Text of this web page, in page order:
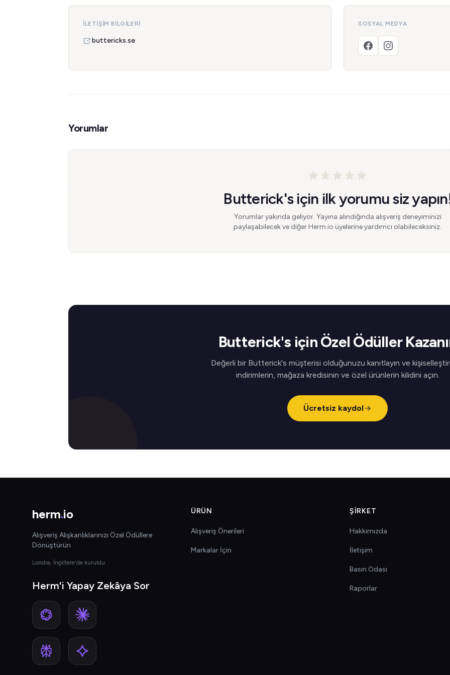
İLETIŞIM BILGILERI
buttericks.se
SOSYAL MEDYA
Yorumlar
Butterick's için ilk yorumu siz
Yorumlar yakında geliyor. Yayına alındığında alışveriş deneyiminizi
paylaşabilecek ve diğer Herm.io üyelerine yardımcı olabileceksiniz.
Butterick's için Özel Ödüller
Değerli bir Butterick's müşterisi olduğunuzu kanıtlayın ve
indirimlerin, mağaza kredisinin ve özel ürünlerin kilidini açın.
Ücretsiz kaydol
herm.io
Alışveriş Alışkanlıklarınızı Özel Ödüllere
Dönüştürün
Londra, İngiltere'de kuruldu
Herm'i Yapay Zekâya Sor
ÜRÜN
Alışveriş Önerileri
Markalar İçin
ŞIRKET
Hakkımızda
İletişim
Basın Odası
Raporlar